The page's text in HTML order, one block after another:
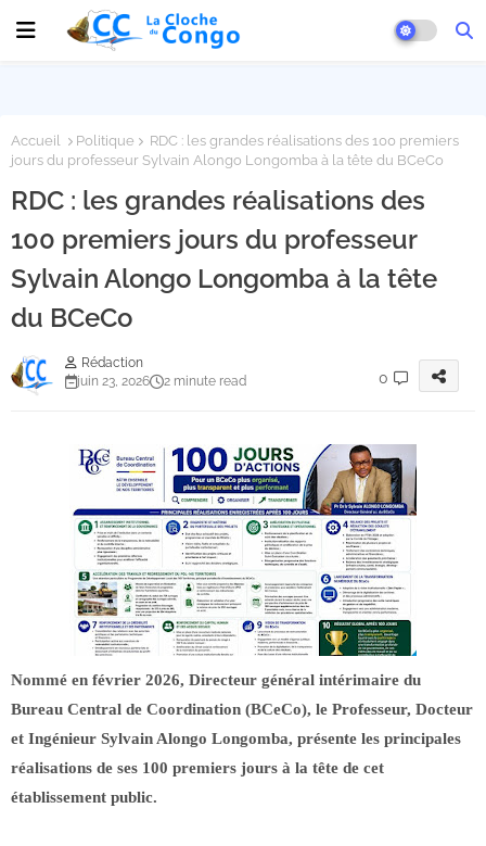
Accueil Politique
RDC : les grandes réalisations des 100 premiers
jours du professeur Sylvain Alongo Longomba à la tête du BCeCo
RDC : les grandes réalisations des
100 premiers jours du professeur
Sylvain Alongo Longomba à la tête
du BCeCo
Rédaction
juin 23, 2026
2 minute read 0
Nommé en février 2026, Directeur général intérimaire du
Bureau Central de Coordination (BCeCo), le Professeur, Docteur
et Ingénieur Sylvain Alongo Longomba, présente les principales
réalisations de ses 100 premiers jours à la tête de cet
établissement public.